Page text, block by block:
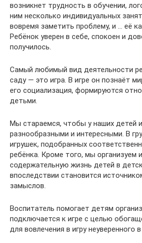
возникнет трудность в обучении,
ним несколько индивидуальных
вовремя заметить проблему, и … её
Ребёнок уверен в себе, спокоен и
получилось.
Самый любимый вид деятельности
саду — это игра. В игре он познаёт
его социализация, формируются
детьми.
Мы стараемся, чтобы у наших детей
разнообразными и интересными. В
игрушек, подобранных
ребёнка. Кроме того, мы организуем
содержательную жизнь детей в
впоследствии становится
замыслов.
Воспитатель помогает детям
подключается к игре с целью
для вовлечения в игру неуверенного